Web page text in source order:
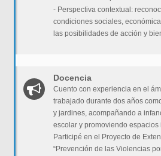
- Perspectiva contextual:
condiciones sociales,
las posibilidades de acción y
Docencia
Cuento con experiencia en el
trabajado durante dos años
y jardines, acompañando a
escolar y promoviendo
Participé en el Proyecto de
“Prevención de las Violencias